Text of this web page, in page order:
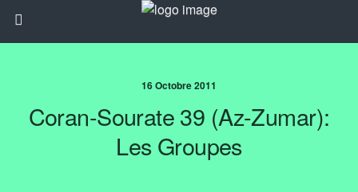
16 Octobre 2011
Coran-Sourate 39 (Az-Zumar):
Les Groupes